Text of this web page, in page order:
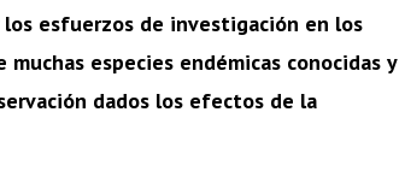
esfuerzos de investigación en los
especies endémicas conocidas y
dados los efectos de la